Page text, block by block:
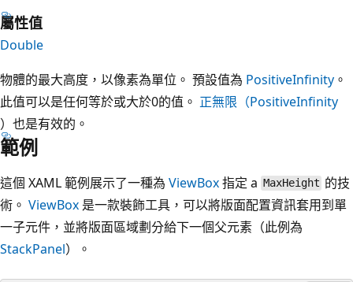
屬性值
Double
物體的最大高度，以像素為單位。 預設值為 PositiveInfinity 。
此值可以是任何等於或大於0的值。 正無限（PositiveInfinity
）也是有效的。
範例
這個 XAML 範例展示了一種為 ViewBox指定 a MaxHeight 的技
術。 ViewBox 是一款裝飾工具，可以將版面配置資訊套用到單
一子元件，並將版面區域劃分給下一個父元素（此例為
StackPanel）。